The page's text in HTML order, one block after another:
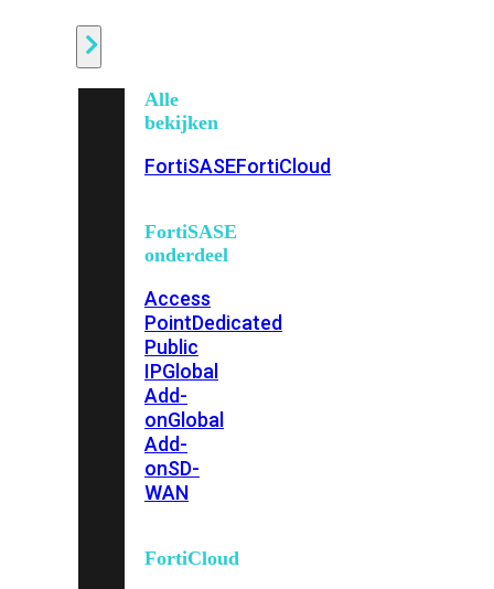
Alle
bekijken
FortiSASEFortiCloud
FortiSASE
onderdeel
Access
PointDedicated
Public
IPGlobal
Add-
onGlobal
Add-
onSD-
WAN
FortiCloud